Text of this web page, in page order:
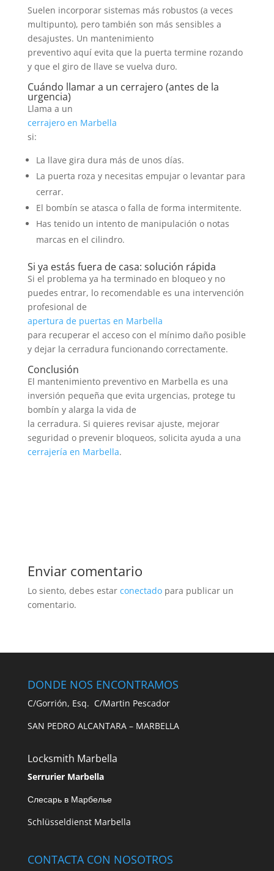
Suelen incorporar sistemas más robustos (a veces
multipunto), pero también son más sensibles a
desajustes. Un mantenimiento
preventivo aquí evita que la puerta termine rozando
y que el giro de llave se vuelva duro.
Cuándo llamar a un cerrajero (antes de la
urgencia)
Llama a un
cerrajero en Marbella
si:
La llave gira dura más de unos días.
La puerta roza y necesitas empujar o levantar para
cerrar.
El bombín se atasca o falla de forma intermitente.
Has tenido un intento de manipulación o notas
marcas en el cilindro.
Si ya estás fuera de casa: solución rápida
Si el problema ya ha terminado en bloqueo y no
puedes entrar, lo recomendable es una intervención
profesional de
apertura de puertas en Marbella
para recuperar el acceso con el mínimo daño posible
y dejar la cerradura funcionando correctamente.
Conclusión
El mantenimiento preventivo en Marbella es una
inversión pequeña que evita urgencias, protege tu
bombín y alarga la vida de
la cerradura. Si quieres revisar ajuste, mejorar
seguridad o prevenir bloqueos, solicita ayuda a una
cerrajería en Marbella.
Enviar comentario
Lo siento, debes estar conectadopara publicar un
comentario.
DONDE NOS ENCONTRAMOS
C/Gorrión, Esq. C/Martin Pescador
SAN PEDRO ALCANTARA – MARBELLA
Locksmith Marbella
Serrurier Marbella
Слесарь в Марбелье
Schlüsseldienst Marbella
CONTACTA CON NOSOTROS